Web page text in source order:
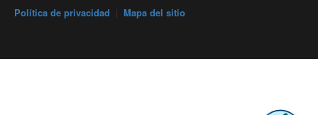
Política de privacidad
Mapa del sitio